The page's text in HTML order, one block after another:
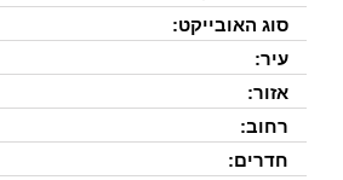
סוג האובייקט:
עיר:
אזור:
רחוב:
חדרים: